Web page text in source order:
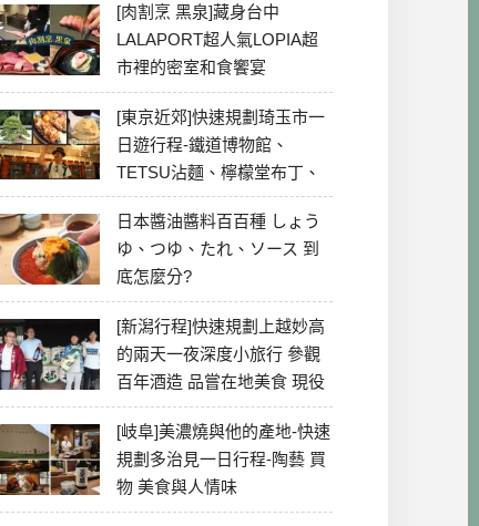
[肉割烹 黑泉]藏身台中
LALAPORT超人氣LOPIA超
市裡的密室和食饗宴
[東京近郊]快速規劃琦玉市一
日遊行程-鐵道博物館、
TETSU沾麵、檸檬堂布丁、
冰川神社、美食彙整
日本醬油醬料百百種 しょう
ゆ、つゆ、たれ、ソース 到
底怎麼分?
[新潟行程]快速規劃上越妙高
的兩天一夜深度小旅行 參觀
百年酒造 品嘗在地美食 現役
最老牌電影院
[岐阜]美濃燒與他的產地-快速
規劃多治見一日行程-陶藝 買
物 美食與人情味